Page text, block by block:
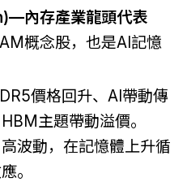
內存產業龍頭代表
概念股，也是AI記憶
價格回升、AI帶動傳
主題帶動溢價。
波動，在記憶體上升循
。